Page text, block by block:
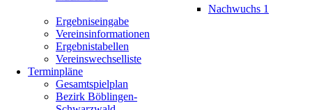
Nachwuchs 1
Ergebniseingabe
Vereinsinformationen
Ergebnistabellen
Vereinswechselliste
Terminpläne
Gesamtspielplan
Bezirk Böblingen-